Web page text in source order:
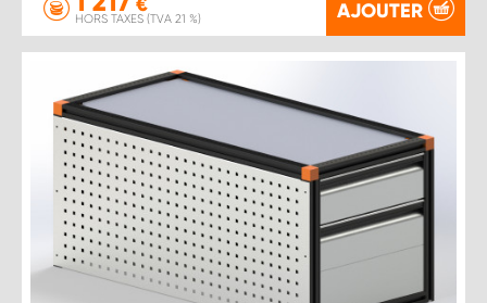
HORS TAXES (TVA 21 %) AJOUTER